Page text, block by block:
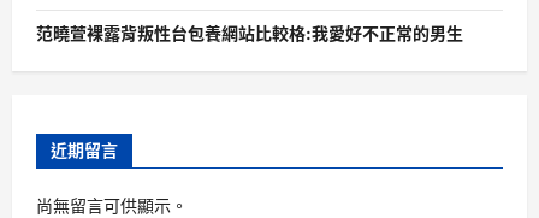
范曉萱裸露背叛性台包養網站比較格:我愛好不正常的男生
近期留言
尚無留言可供顯示。